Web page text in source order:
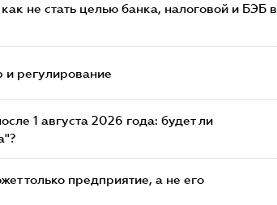
не стать целью банка, налоговой и БЭБ в
и регулирование
1 августа 2026 года: будет ли
только предприятие, а не его